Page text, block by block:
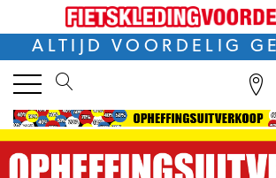
ALTIJD VOORDELIG